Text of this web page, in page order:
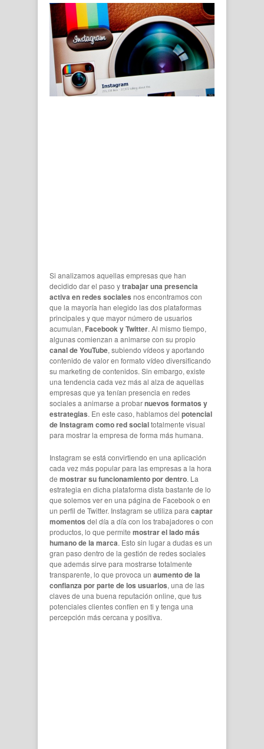
Si analizamos aquellas empresas que han
decidido dar el paso ytrabajar una presencia
activa en redes sociales nos encontramos con
que la mayoría han elegido las dos plataformas
principales y que mayor número de usuarios
acumulan, Facebook y Twitter. Al mismo tiempo,
algunas comienzan a animarse con su propio
canal de YouTube, subiendo vídeos y aportando
contenido de valor en formato vídeo diversificando
su marketing de contenidos. Sin embargo, existe
una tendencia cada vez más al alza de aquellas
empresas que ya tenían presencia en redes
sociales a animarse a probarnuevos formatos y
estrategias. En este caso, hablamos del potencial
de Instagram como red socialtotalmente visual
para mostrar la empresa de forma más humana.
Instagram se está convirtiendo en una aplicación
cada vez más popular para las empresas a la hora
de mostrar su funcionamiento por dentro. La
estrategia en dicha plataforma dista bastante de lo
que solemos ver en una página de Facebook o en
un perfil de Twitter. Instagram se utiliza para captar
momentos del día a día con los trabajadores o con
productos, lo que permite mostrar el lado más
humano de la marca. Esto sin lugar a dudas es un
gran paso dentro de la gestión de redes sociales
que además sirve para mostrarse totalmente
transparente, lo que provoca un aumento de la
confianza por parte de los usuarios, una de las
claves de una buena reputación online, que tus
potenciales clientes confíen en ti y tenga una
percepción más cercana y positiva.